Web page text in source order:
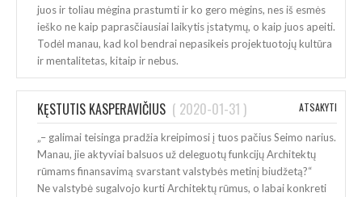
juos ir toliau mėgina prastumti ir ko gero mėgins, nes iš esmės
ieško ne kaip paprasčiausiai laikytis įstatymų, o kaip juos apeiti.
Todėl manau, kad kol bendrai nepasikeis projektuotojų kultūra
ir mentalitetas, kitaip ir nebus.
KĘSTUTIS KASPERAVIČIUS ( 2020-01-31 ) ATSAKYTI
„– galimai teisinga pradžia kreipimosi į tuos pačius Seimo narius.
Manau, jie aktyviai balsuos už deleguotų funkcijų Architektų
rūmams finansavimą svarstant valstybės metinį biudžetą?“
Ne valstybė sugalvojo kurti Architektų rūmus, o labai konkreti